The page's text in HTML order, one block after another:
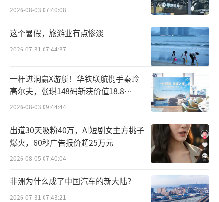
2026-08-03 07:40:08
这个暑假，旅游业有点惨淡
2026-07-31 07:44:37
一杆进洞赢X游艇！华铁联航携手秦岭
高尔夫，张琪148码斩获价值18.8
万“十年豪华新能源智能游艇出海权
2026-08-03 09:44:44
出道30天吸粉40万，AI短剧女主方桃子
爆火，60秒广告报价超25万元
2026-08-05 07:40:04
非洲为什么成了中国汽车的新大陆？
2026-07-31 07:43:21